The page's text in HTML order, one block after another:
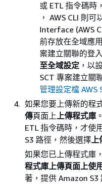
或 ETL 指令碼時
， AWS CLI 則
Interface (AWS
前存放在全域應
案建立關聯的登
至全域設定 ，以
SCT 專案建立關
管理設定檔 AWS
如果您要上傳新的程
傳頁面上上傳程式庫
ETL 指令碼時，才使
S3 路徑，然後選擇上
如果您已上傳程式庫
程式庫上傳頁面上使
著，提供 Amazon S3